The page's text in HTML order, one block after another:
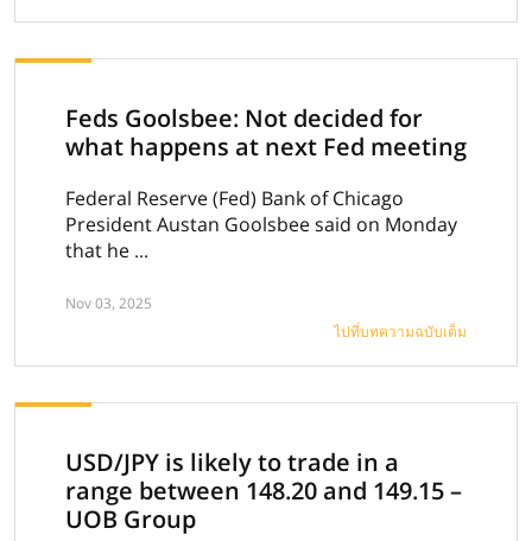
Feds Goolsbee: Not decided for
what happens at next Fed meeting
Federal Reserve (Fed) Bank of Chicago
President Austan Goolsbee said on Monday
that he ...
Nov 03, 2025
ไปที่บทความฉบับเต็ม
USD/JPY is likely to trade in a
range between 148.20 and 149.15 –
UOB Group